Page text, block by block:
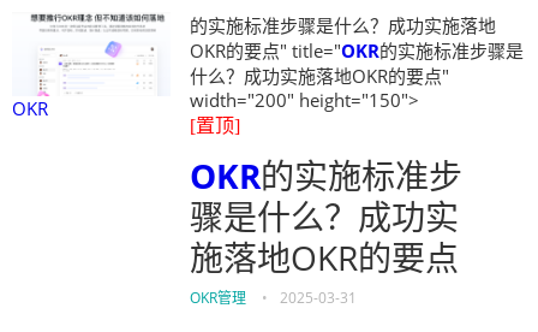
OKR
的实施标准步骤是什么？成功实施落地
OKR的要点" title="OKR的实施标准步骤是
什么？成功实施落地OKR的要点"
width="200" height="150">
[置顶]
OKR的实施标准步
骤是什么？成功实
施落地OKR的要点
OKR管理 • 2025-03-31